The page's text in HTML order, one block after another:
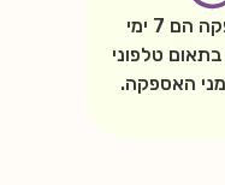
זמני האספקה הם 7 ימי
טלפוני
האספקה.